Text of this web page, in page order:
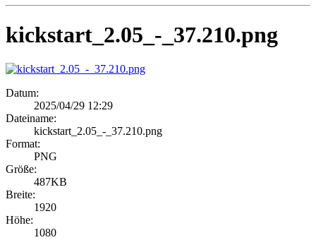
kickstart_2.05_-_37.210.png
Datum:
2025/04/29 12:29
Dateiname:
kickstart_2.05_-_37.210.png
Format:
PNG
Größe:
487KB
Breite:
1920
Höhe:
1080